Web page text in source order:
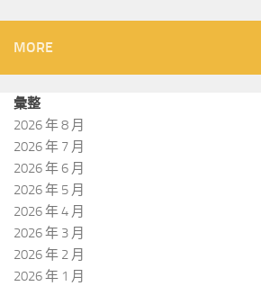
MORE
彙整
2026 年 8 月
2026 年 7 月
2026 年 6 月
2026 年 5 月
2026 年 4 月
2026 年 3 月
2026 年 2 月
2026 年 1 月